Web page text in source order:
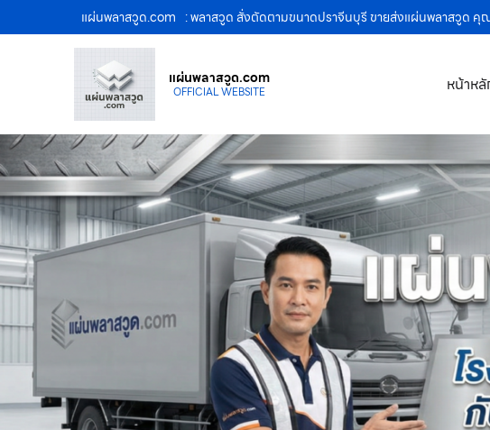
แผ่นพลาสวูด.com : พลาสวูด สั่งตัดตามขนาดปราจีนบุรี ขายส่งแผ่นพลาสวูด คุ
แผ่นพลาสวูด.com
OFFICIAL WEBSITE หน้าห